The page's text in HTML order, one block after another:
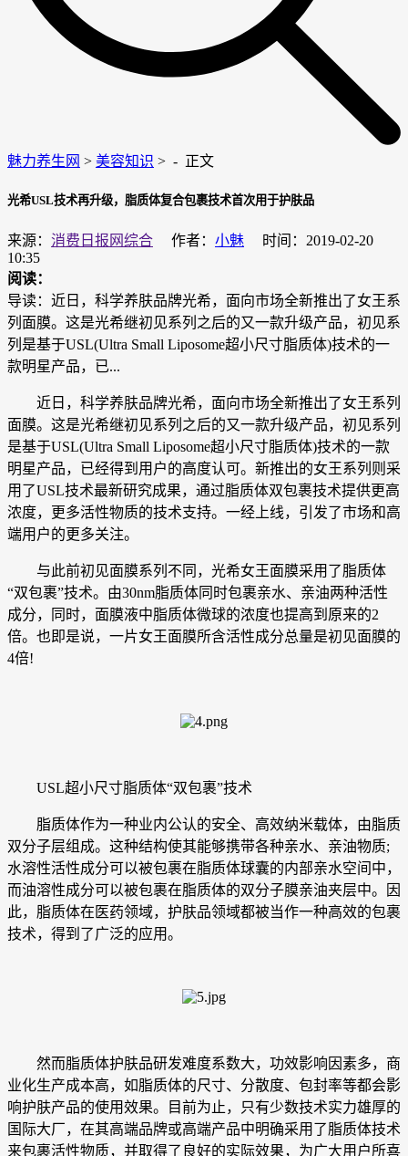
魅力养生网 > 美容知识 > - 正文
光希USL技术再升级，脂质体复合包裹技术首次用于护肤品
来源： 消费日报网综合 作者： 小魅
时间：2019-02-20
10:35
阅读：
导读：近日，科学养肤品牌光希，面向市场全新推出了女王系
列面膜。这是光希继初见系列之后的又一款升级产品，初见系
列是基于USL(Ultra Small Liposome超小尺寸脂质体)技术的一
款明星产品，已...
近日，科学养肤品牌光希，面向市场全新推出了女王系列
面膜。这是光希继初见系列之后的又一款升级产品，初见系列
是基于USL(Ultra Small Liposome超小尺寸脂质体)技术的一款
明星产品，已经得到用户的高度认可。新推出的女王系列则采
用了USL技术最新研究成果，通过脂质体双包裹技术提供更高
浓度，更多活性物质的技术支持。一经上线，引发了市场和高
端用户的更多关注。
与此前初见面膜系列不同，光希女王面膜采用了脂质体
“双包裹”技术。由30nm脂质体同时包裹亲水、亲油两种活性
成分，同时，面膜液中脂质体微球的浓度也提高到原来的2
倍。也即是说，一片女王面膜所含活性成分总量是初见面膜的
4倍!
USL超小尺寸脂质体“双包裹”技术
脂质体作为一种业内公认的安全、高效纳米载体，由脂质
双分子层组成。这种结构使其能够携带各种亲水、亲油物质;
水溶性活性成分可以被包裹在脂质体球囊的内部亲水空间中，
而油溶性成分可以被包裹在脂质体的双分子膜亲油夹层中。因
此，脂质体在医药领域，护肤品领域都被当作一种高效的包裹
技术，得到了广泛的应用。
然而脂质体护肤品研发难度系数大，功效影响因素多，商
业化生产成本高，如脂质体的尺寸、分散度、包封率等都会影
响护肤产品的使用效果。目前为止，只有少数技术实力雄厚的
国际大厂，在其高端品牌或高端产品中明确采用了脂质体技术
来包裹活性物质，并取得了良好的实际效果，为广大用户所喜